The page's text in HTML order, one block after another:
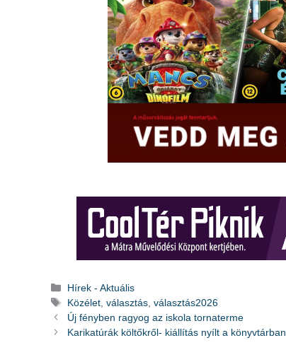
Kategória
Hírek - Aktuális
Címkék
Közélet ,választás ,választás2026
Új fényben ragyog az iskola tornaterme
Karikatúrák költőkről- kiállítás nyílt a könyvtárban